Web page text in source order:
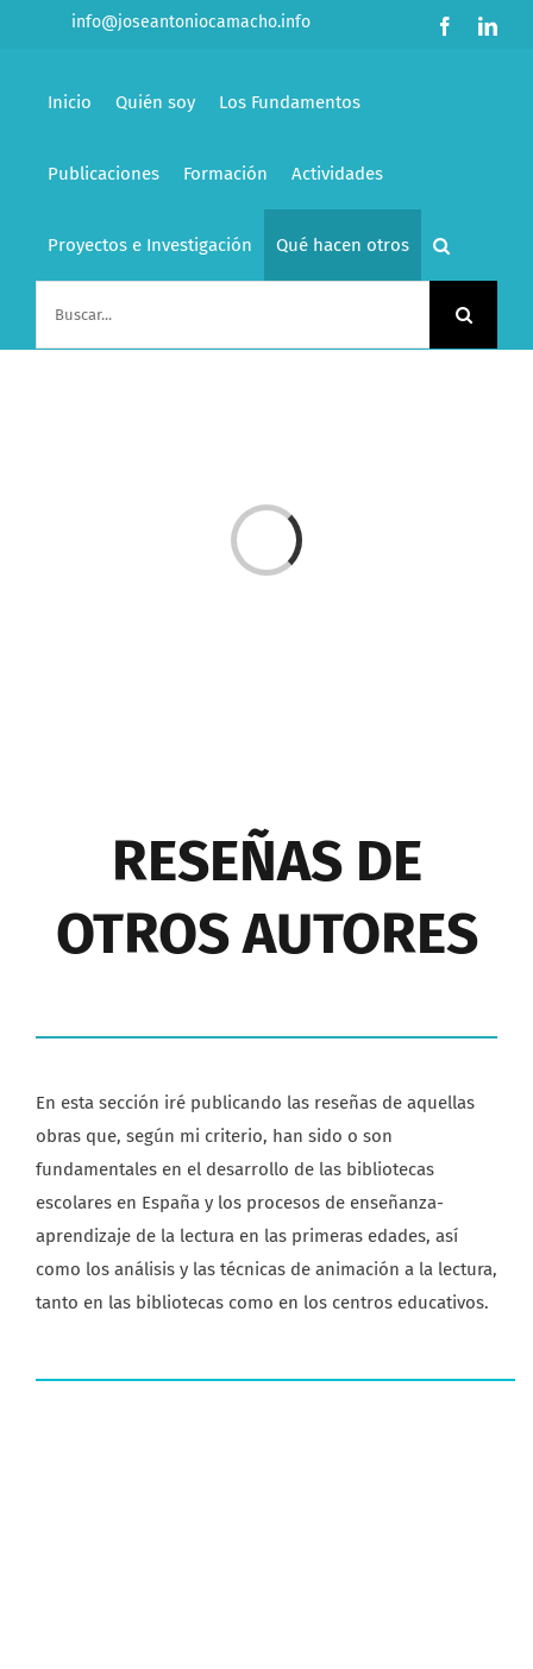
info@joseantoniocamacho.info Facebook
Inicio Quién soy Los Fundamentos
Publicaciones Formación Actividades
Proyectos e Investigación Qué hacen otros
Cargando...
RESEÑAS DE
OTROS AUTORES
En esta sección iré publicando las reseñas de aquellas
obras que, según mi criterio, han sido o son
fundamentales en el desarrollo de las bibliotecas
escolares en España y los procesos de enseñanza-
aprendizaje de la lectura en las primeras edades, así
como los análisis y las técnicas de animación a la lectura,
tanto en las bibliotecas como en los centros educativos.